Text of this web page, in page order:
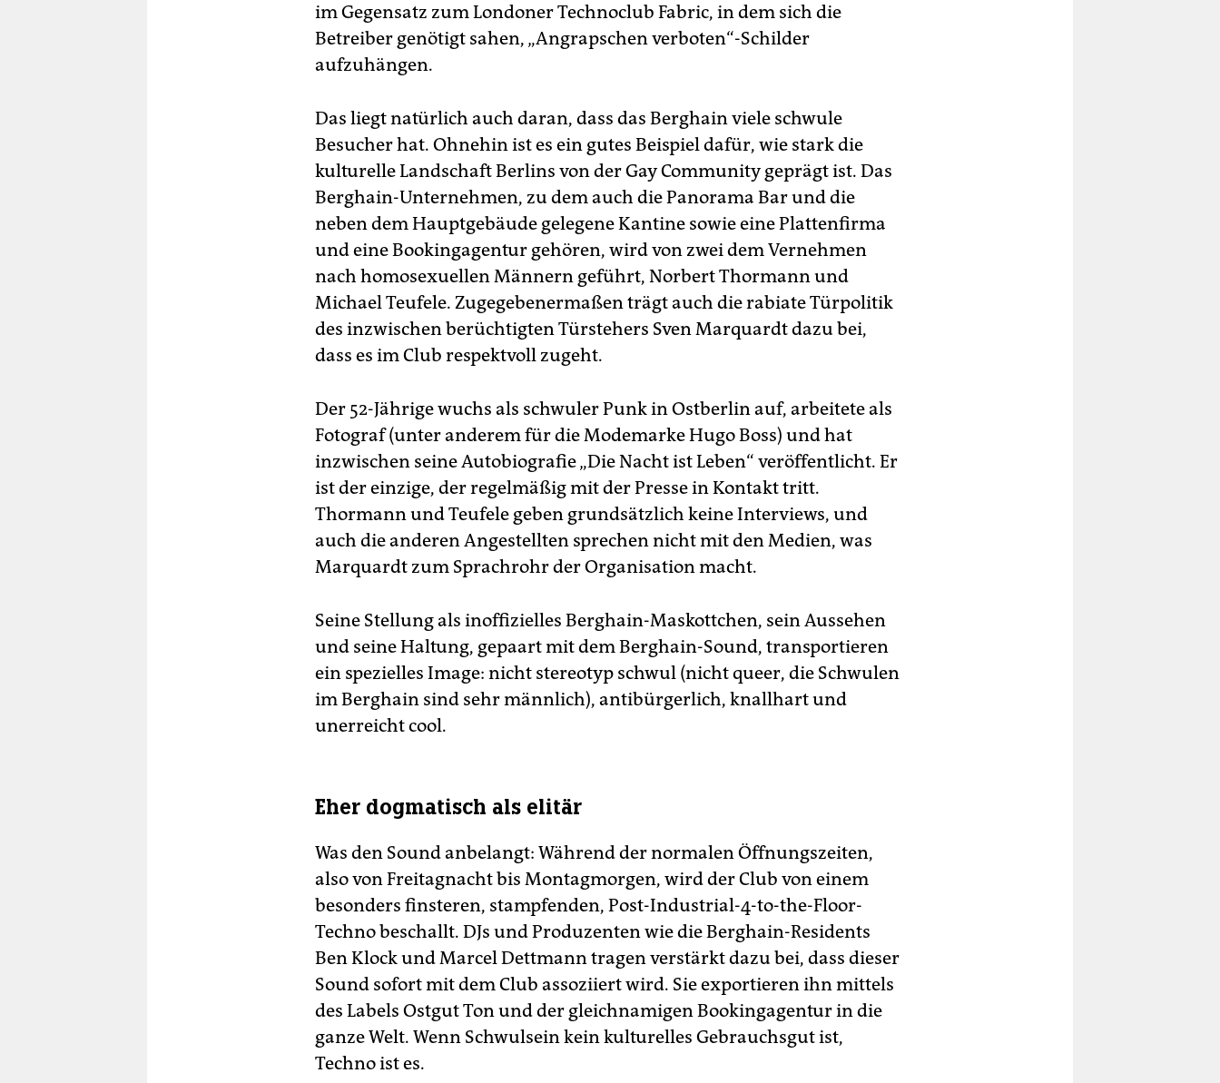
im Gegensatz zum Londoner Technoclub Fabric, in dem sich die
Betreiber genötigt sahen, „Angrapschen verboten“-Schilder
aufzuhängen.
Das liegt natürlich auch daran, dass das Berghain viele schwule
Besucher hat. Ohnehin ist es ein gutes Beispiel dafür, wie stark die
kulturelle Landschaft Berlins von der Gay Community geprägt ist. Das
Berghain-Unternehmen, zu dem auch die Panorama Bar und die
neben dem Hauptgebäude gelegene Kantine sowie eine Plattenfirma
und eine Bookingagentur gehören, wird von zwei dem Vernehmen
nach homosexuellen Männern geführt, Norbert Thormann und
Michael Teufele. Zugegebenermaßen trägt auch die rabiate Türpolitik
des inzwischen berüchtigten Türstehers Sven Marquardt dazu bei,
dass es im Club respektvoll zugeht.
Der 52-Jährige wuchs als schwuler Punk in Ostberlin auf, arbeitete als
Fotograf (unter anderem für die Modemarke Hugo Boss) und hat
inzwischen seine Autobiografie „Die Nacht ist Leben“ veröffentlicht. Er
ist der einzige, der regelmäßig mit der Presse in Kontakt tritt.
Thormann und Teufele geben grundsätzlich keine Interviews, und
auch die anderen Angestellten sprechen nicht mit den Medien, was
Marquardt zum Sprachrohr der Organisation macht.
Seine Stellung als inoffizielles Berghain-Maskottchen, sein Aussehen
und seine Haltung, gepaart mit dem Berghain-Sound, transportieren
ein spezielles Image: nicht stereotyp schwul (nicht queer, die Schwulen
im Berghain sind sehr männlich), antibürgerlich, knallhart und
unerreicht cool.
Eher dogmatisch als elitär
Was den Sound anbelangt: Während der normalen Öffnungszeiten,
also von Freitagnacht bis Montagmorgen, wird der Club von einem
besonders finsteren, stampfenden, Post-Industrial-4-to-the-Floor-
Techno beschallt. DJs und Produzenten wie die Berghain-Residents
Ben Klock und Marcel Dettmann tragen verstärkt dazu bei, dass dieser
Sound sofort mit dem Club assoziiert wird. Sie exportieren ihn mittels
des Labels Ostgut Ton und der gleichnamigen Bookingagentur in die
ganze Welt. Wenn Schwulsein kein kulturelles Gebrauchsgut ist,
Techno ist es.